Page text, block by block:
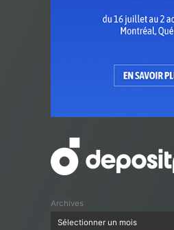
Archives